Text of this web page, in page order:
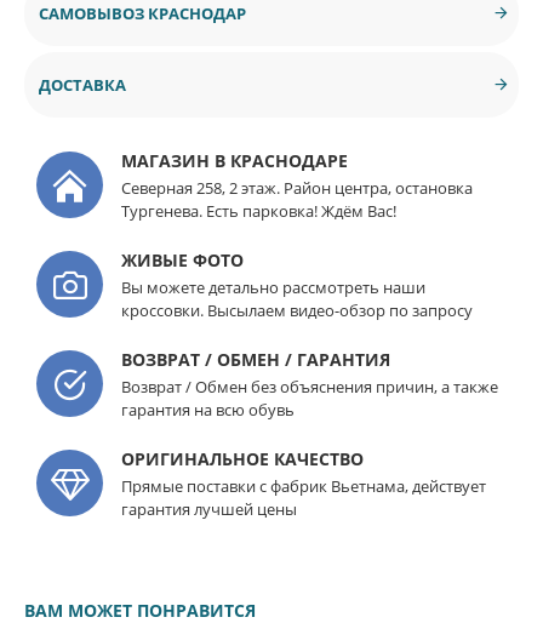
САМОВЫВОЗ КРАСНОДАР
ДОСТАВКА
МАГАЗИН В КРАСНОДАРЕ
Северная 258, 2 этаж. Район центра, остановка
Тургенева. Есть парковка! Ждём Вас!
ЖИВЫЕ ФОТО
Вы можете детально рассмотреть наши
кроссовки. Высылаем видео-обзор по запросу
ВОЗВРАТ / ОБМЕН / ГАРАНТИЯ
Возврат / Обмен без объяснения причин, а также
гарантия на всю обувь
ОРИГИНАЛЬНОЕ КАЧЕСТВО
Прямые поставки с фабрик Вьетнама, действует
гарантия лучшей цены
ВАМ МОЖЕТ ПОНРАВИТСЯ